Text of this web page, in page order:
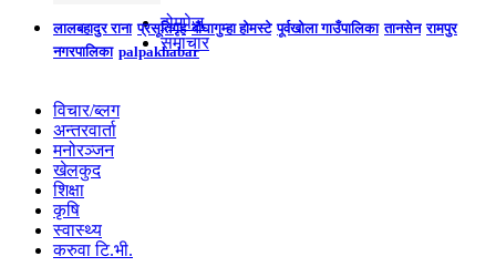
लालबहादुर राना प्रसूतिगृह बौघागुम्हा होमस्टे पूर्वखोला गाउँपालिका तानसेन रामपुर
नगरपालिका palpakhabar
होमपेज
समाचार
विचार/ब्लग
अन्तरवार्ता
मनोरञ्जन
खेलकुद
शिक्षा
कृषि
स्वास्थ्य
करुवा टि.भी.